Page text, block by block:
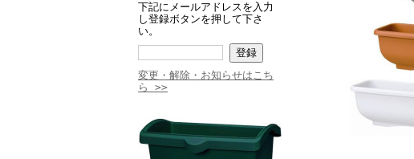
下記にメールアドレスを入力
し登録ボタンを押して下さ
い。
変更・解除・お知らせはこち
ら >>